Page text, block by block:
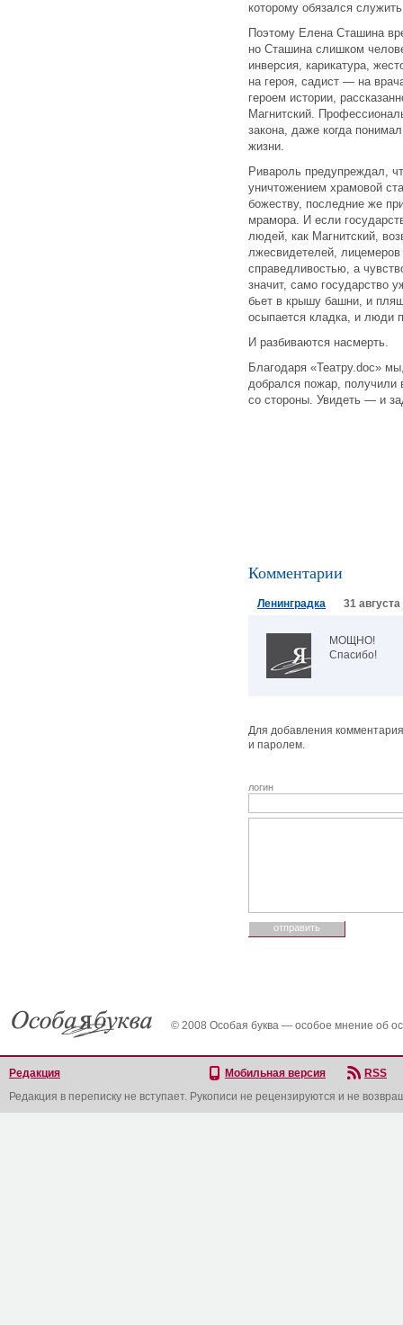
которому обязался
Поэтому Елена Сташина
но Сташина слишком
инверсия, карикатура,
на героя, садист — на
героем истории,
Магнитский.
закона, даже когда
жизни.
Ривароль предупреждал,
уничтожением храмовой
божеству, последние же
мрамора. И если
людей, как Магнитский,
лжесвидетелей,
справедливостью, а
значит, само государство
бьет в крышу башни, и
осыпается кладка, и люди
И разбиваются насмерть.
Благодаря «Театру.doc»
добрался пожар, получили
со стороны. Увидеть — и
Комментарии
Ленинградка 31
МОЩНО!
Спасибо!
Для добавления
и паролем.
логин
© 2008 Особая буква — особое мнение об
Редакция Мобильная версия
RSS
Редакция в переписку не вступает. Рукописи не рецензируются и не